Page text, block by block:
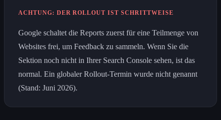
ACHTUNG: DER ROLLOUT IST SCHRITTWEISE
Google schaltet die Reports zuerst für eine Teilmenge von
Websites frei, um Feedback zu sammeln. Wenn Sie die
Sektion noch nicht in Ihrer Search Console sehen, ist das
normal. Ein globaler Rollout-Termin wurde nicht genannt
(Stand: Juni 2026).